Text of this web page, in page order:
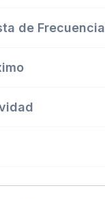
de Frecuencia